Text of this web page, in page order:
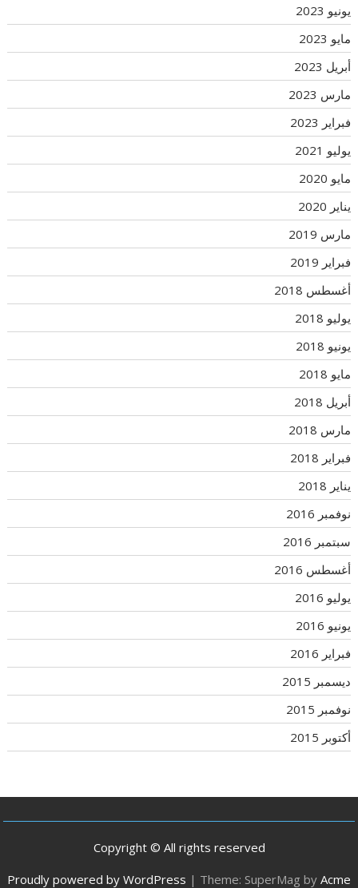
يونيو 2023
مايو 2023
أبريل 2023
مارس 2023
فبراير 2023
يوليو 2021
مايو 2020
يناير 2020
مارس 2019
فبراير 2019
أغسطس 2018
يوليو 2018
يونيو 2018
مايو 2018
أبريل 2018
مارس 2018
فبراير 2018
يناير 2018
نوفمبر 2016
سبتمبر 2016
أغسطس 2016
يوليو 2016
يونيو 2016
فبراير 2016
ديسمبر 2015
نوفمبر 2015
أكتوبر 2015
Copyright © All rights reserved
Proudly powered by WordPress | Theme: SuperMag by Acme